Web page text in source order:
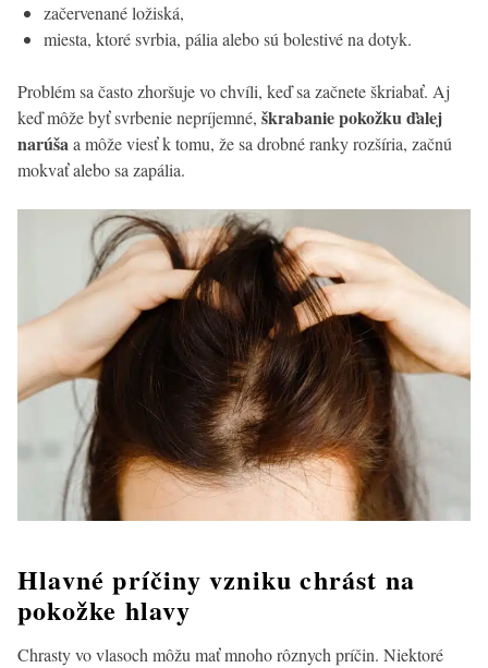
začervenané ložiská,
miesta, ktoré svrbia, pália alebo sú bolestivé na dotyk.
Problém sa často zhoršuje vo chvíli, keď sa začnete škriabať. Aj
keď môže byť svrbenie nepríjemné, škrabanie pokožku ďalej
narúšaa môže viesť k tomu, že sa drobné ranky rozšíria, začnú
mokvať alebo sa zapália.
Hlavné príčiny vzniku chrást na
pokožke hlavy
Chrasty vo vlasoch môžu mať mnoho rôznych príčin. Niektoré